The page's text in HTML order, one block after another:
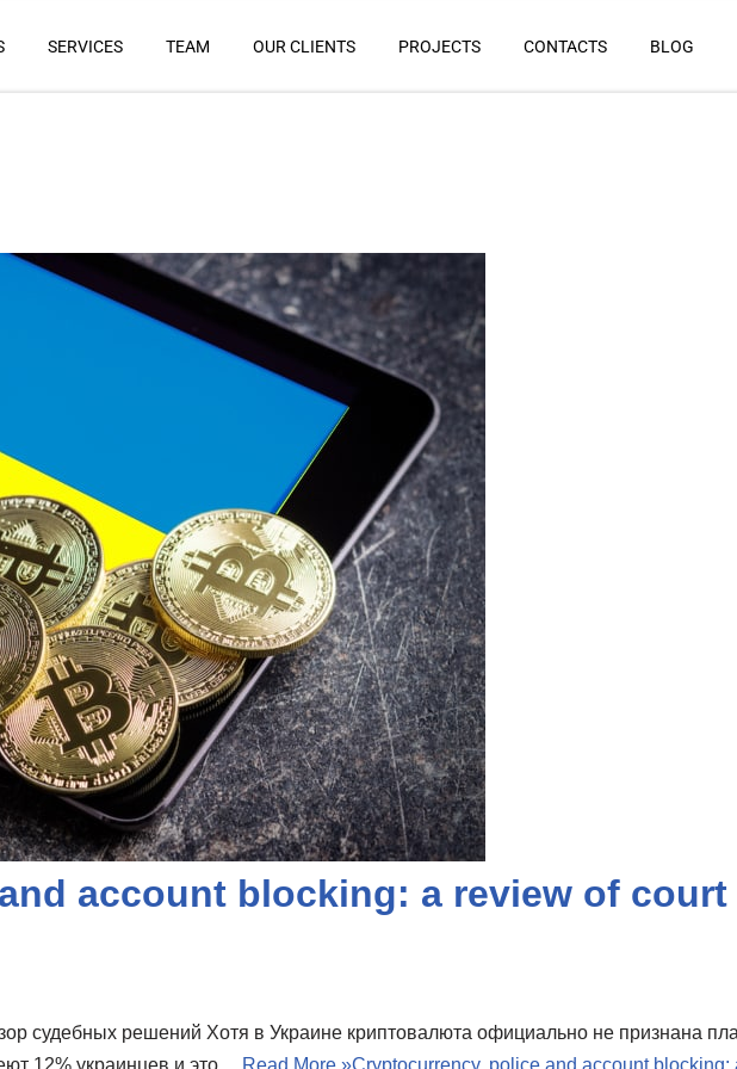
SERVICES TEAM OUR CLIENTS PROJECTS CONTACTS BLOG
account blocking: a review of
судебных решений Хотя в Украине криптовалюта официально не признана